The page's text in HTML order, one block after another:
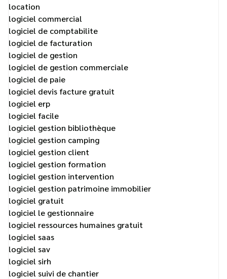
location
logiciel commercial
logiciel de comptabilite
logiciel de facturation
logiciel de gestion
logiciel de gestion commerciale
logiciel de paie
logiciel devis facture gratuit
logiciel erp
logiciel facile
logiciel gestion bibliothèque
logiciel gestion camping
logiciel gestion client
logiciel gestion formation
logiciel gestion intervention
logiciel gestion patrimoine immobilier
logiciel gratuit
logiciel le gestionnaire
logiciel ressources humaines gratuit
logiciel saas
logiciel sav
logiciel sirh
logiciel suivi de chantier